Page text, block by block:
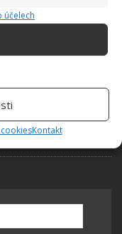
účelech
Kontakt
neplánovaná
díky které lze
tak ušetřit spoustu